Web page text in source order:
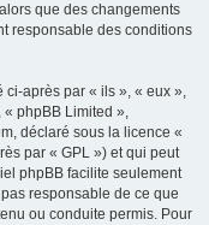
que des changements
responsable des conditions
ci-après par « ils », « eux »,
phpBB Limited »,
déclaré sous la licence «
par « GPL ») et qui peut
phpBB facilite seulement
responsable de ce que
ou conduite permis. Pour